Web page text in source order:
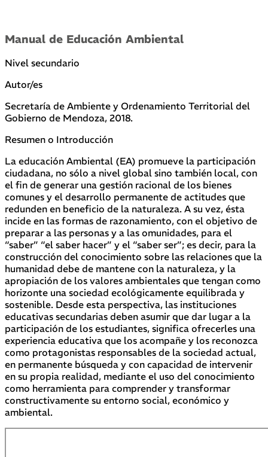
Manual de Educación Ambiental
Nivel secundario
Autor/es
Secretaría de Ambiente y Ordenamiento Territorial del
Gobierno de Mendoza, 2018.
Resumen o Introducción
La educación Ambiental (EA) promueve la participación
ciudadana, no sólo a nivel global sino también local, con
el fin de generar una gestión racional de los bienes
comunes y el desarrollo permanente de actitudes que
redunden en beneficio de la naturaleza. A su vez, ésta
incide en las formas de razonamiento, con el objetivo de
preparar a las personas y a las omunidades, para el
“saber” “el saber hacer” y el “saber ser”; es decir, para la
construcción del conocimiento sobre las relaciones que la
humanidad debe de mantene con la naturaleza, y la
apropiación de los valores ambientales que tengan como
horizonte una sociedad ecológicamente equilibrada y
sostenible. Desde esta perspectiva, las instituciones
educativas secundarias deben asumir que dar lugar a la
participación de los estudiantes, significa ofrecerles una
experiencia educativa que los acompañe y los reconozca
como protagonistas responsables de la sociedad actual,
en permanente búsqueda y con capacidad de intervenir
en su propia realidad, mediante el uso del conocimiento
como herramienta para comprender y transformar
constructivamente su entorno social, económico y
ambiental.